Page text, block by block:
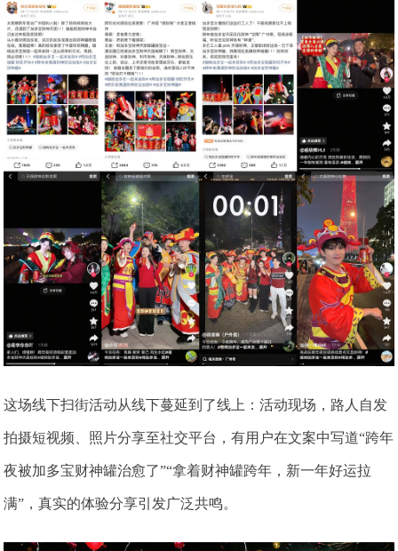
这场线下扫街活动从线下蔓延到了线上：活动现场，路人自发
拍摄短视频、照片分享至社交平台，有用户在文案中写道“跨年
夜被加多宝财神罐治愈了”“拿着财神罐跨年，新一年好运拉
满”，真实的体验分享引发广泛共鸣。